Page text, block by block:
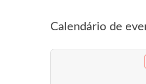
Calendário de